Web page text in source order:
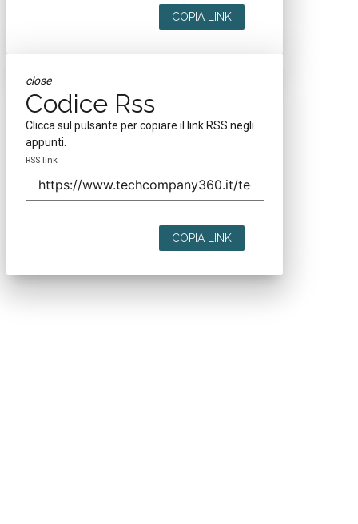
COPIA LINK
close
Codice Rss
Clicca sul pulsante per copiare il link RSS negli
appunti.
RSS link
COPIA LINK